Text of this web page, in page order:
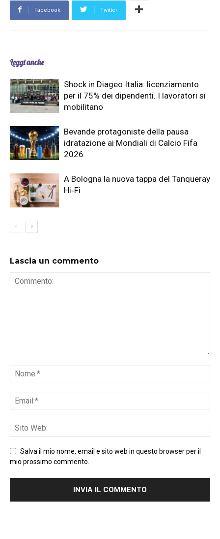
Facebook Twitter
Leggi anche
Shock in Diageo Italia: licenziamento
per il 75% dei dipendenti. I lavoratori si
mobilitano
Bevande protagoniste della pausa
idratazione ai Mondiali di Calcio Fifa
2026
A Bologna la nuova tappa del Tanqueray
Hi‑Fi
Lascia un commento
Salva il mio nome, email e sito web in questo browser per il
mio prossimo commento.